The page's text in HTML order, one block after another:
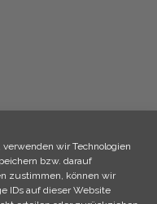
wir Technologien
bzw. darauf
zustimmen, können wir
IDs auf dieser Website